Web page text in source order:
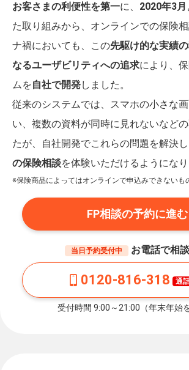
お客さまの利便性を第一に、 2020年3月
た取り組みから、オンラインでの保険
ナ禍においても、この先駆け的な実績
なるユーザビリティへの追求により、
ムを自社で開発しました。
従来のシステムでは、スマホの小さな画
い、複数の資料が同時に見れないなど
たが、自社開発でこれらの問題を解決し
の保険相談を体験いただけるようになり
※保険商品によってはオンラインで申込みできないも
FP相談の予約に進む
当日予約受付中 お電話で相
0120-816-318 通
受付時間 9:00～21:00（年末年始